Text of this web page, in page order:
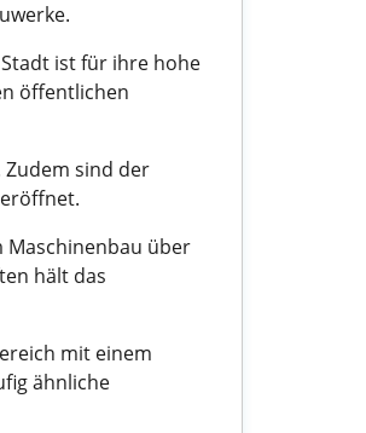
ist für ihre hohe
öffentlichen
sind der
Maschinenbau über
hält das
mit einem
ähnliche